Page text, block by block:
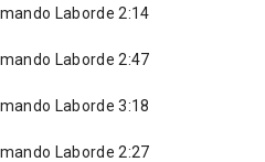
Laborde 2:14
Laborde 2:47
Laborde 3:18
Laborde 2:27